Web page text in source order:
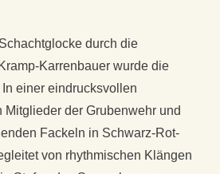
durch die
Karrenbauer wurde die
einer eindrucksvollen
Mitglieder der Grubenwehr und
Fackeln in Schwarz-Rot-
von rhythmischen Klängen